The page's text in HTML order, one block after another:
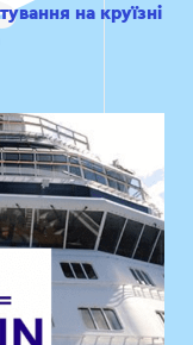
на круїзні